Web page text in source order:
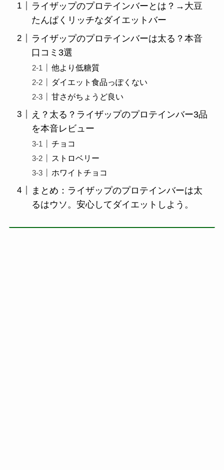
ライザップのプロテインバーとは？→大豆
たんぱくリッチなダイエットバー
ライザップのプロテインバーは太る？本音
口コミ3選
他より低糖質
ダイエット食品っぽくない
甘さがちょうど良い
え？太る？ライザップのプロテインバー3品
を本音レビュー
チョコ
ストロベリー
ホワイトチョコ
まとめ：ライザップのプロテインバーは太
るはウソ。安心してダイエットしよう。